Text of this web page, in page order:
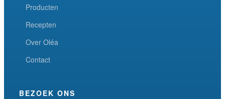
Producten
Recepten
Over Oléa
Contact
BEZOEK ONS